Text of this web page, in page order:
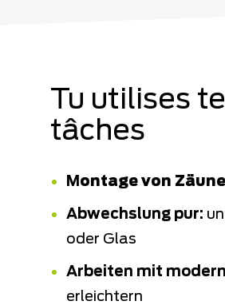
Tu utilises
tâches
M ontage von
Abwechslung pur:
oder Glas
Arbeiten mit
erleichtern